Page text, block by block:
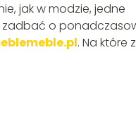
jak w modzie, jedne
zadbać o
. Na które z